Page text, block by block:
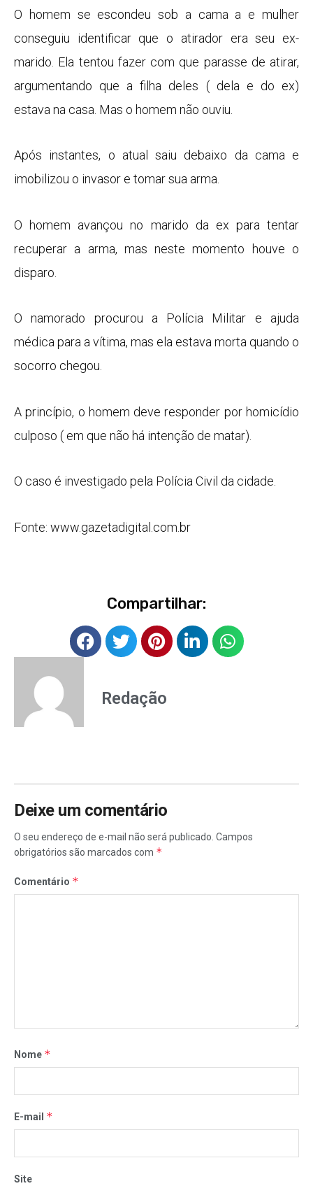
O homem se escondeu sob a cama a e mulher
conseguiu identificar que o atirador era seu ex-
marido. Ela tentou fazer com que parasse de atirar,
argumentando que a filha deles ( dela e do ex)
estava na casa. Mas o homem não ouviu.
Após instantes, o atual saiu debaixo da cama e
imobilizou o invasor e tomar sua arma.
O homem avançou no marido da ex para tentar
recuperar a arma, mas neste momento houve o
disparo.
O namorado procurou a Polícia Militar e ajuda
médica para a vítima, mas ela estava morta quando o
socorro chegou.
A princípio, o homem deve responder por homicídio
culposo ( em que não há intenção de matar).
O caso é investigado pela Polícia Civil da cidade.
Fonte: www.gazetadigital.com.br
Compartilhar:
Redação
Deixe um comentário
O seu endereço de e-mail não será publicado. Campos
obrigatórios são marcados com *
Comentário *
Nome *
E-mail *
Site